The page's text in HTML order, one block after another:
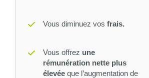
Vous diminuez vos frais.
Vous offrez une
rémunération nette plus
élevée que l’augmentation de